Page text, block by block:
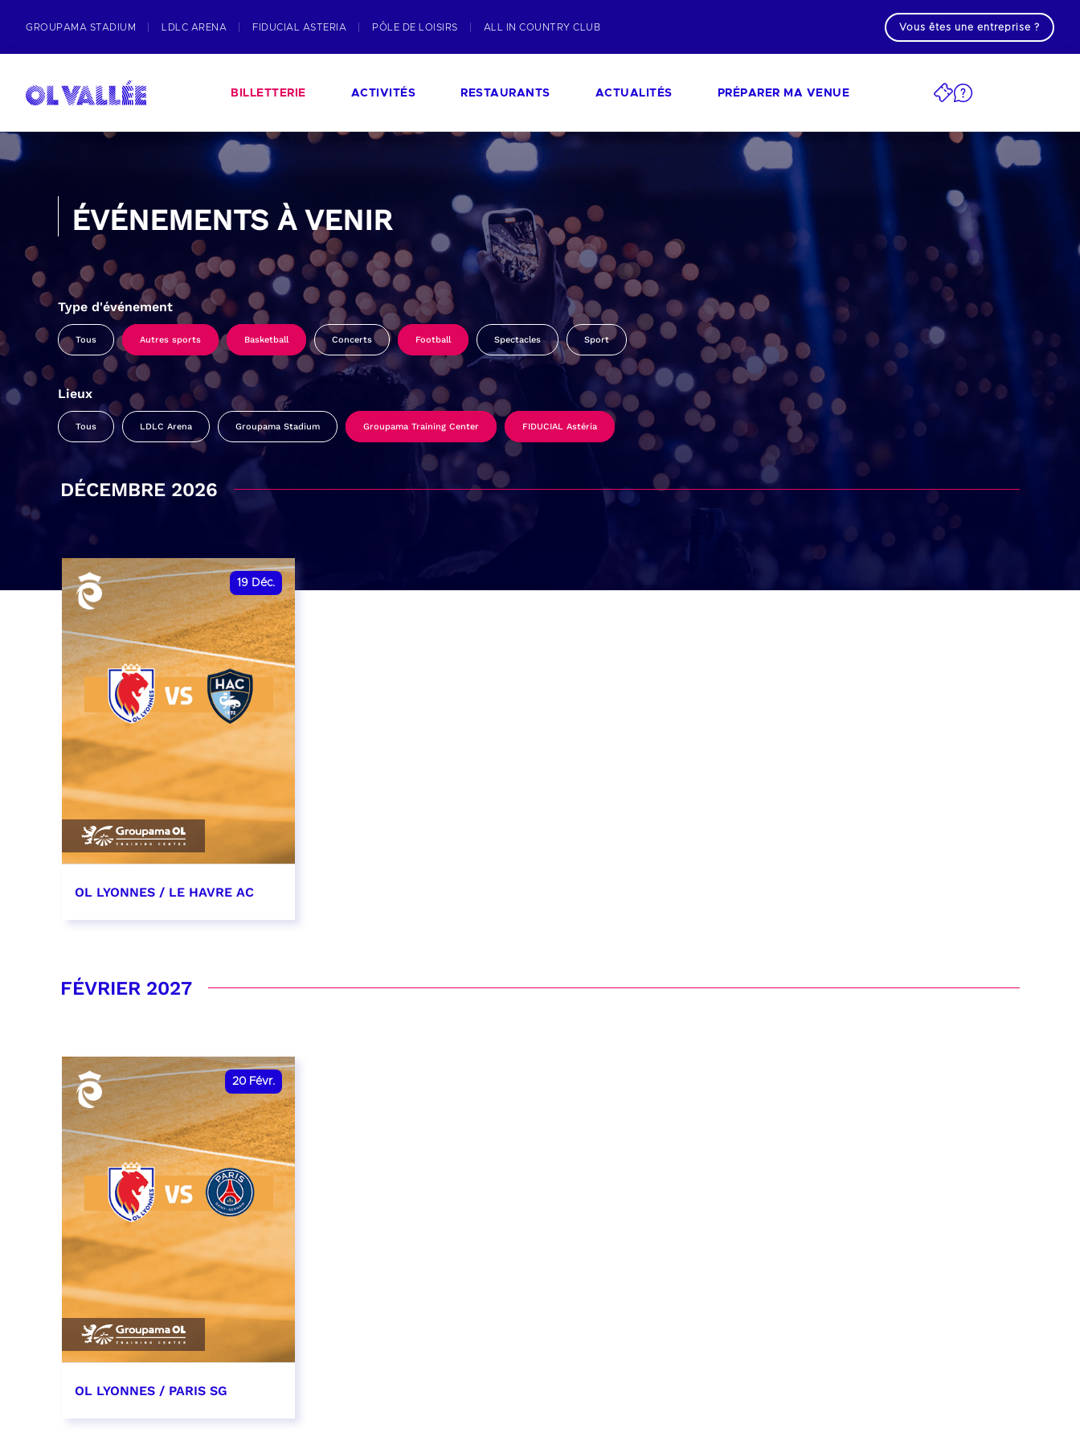
GROUPAMA STADIUM LDLC ARENA FIDUCIAL ASTERIA PÔLE DE LOISIRS ALL IN COUNTRY CLUB Vous êtes une entreprise ?
BILLETTERIE ACTIVITÉS RESTAURANTS ACTUALITÉS PRÉPARER MA VENUE
ÉVÉNEMENTS À VENIR
Type d'événement
Tous Autres sports Basketball Concerts Football Spectacles Sport
Lieux
Tous LDLC Arena Groupama Stadium Groupama Training Center FIDUCIAL Astéria
DÉCEMBRE 2026
19 Déc.
OL LYONNES / LE HAVRE AC
RÉSERVER
FÉVRIER 2027
20 Févr.
OL LYONNES / PARIS SG